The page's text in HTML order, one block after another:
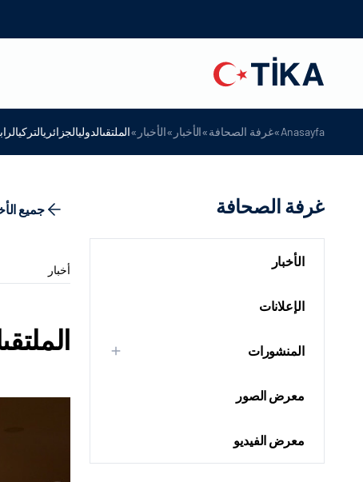
Anasayfa
»غرفة الصحافة»الأخبار »الأخبار »
غرفة الصحافة
الأخبار
الإعلانات
المنشورات
معرض الصور
معرض الفيديو
جميع
أخبار